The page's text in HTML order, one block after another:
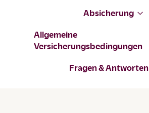
Absicherung
Allgemeine
Versicherungsbedingungen
Fragen & Antworten